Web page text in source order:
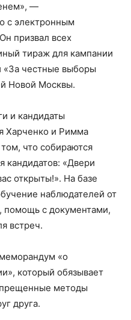
—
с электронным
призвал всех
тираж для кампании
честные выборы
Новой Москвы.
и кандидаты
Харченко и Римма
что собираются
кандидатов: «Двери
открыты!». На базе
наблюдателей от
помощь с документами,
встреч.
«о
который обязывает
методы
друга.